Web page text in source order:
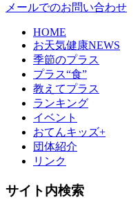
メールでのお問い合わせ
HOME
お天気健康NEWS
季節のプラス
プラス“食”
教えてプラス
ランキング
イベント
おてんキッズ+
団体紹介
リンク
サイト内検索